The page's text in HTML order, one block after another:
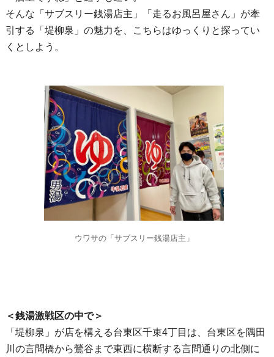
そんな「サブスリー銭湯店主」「走るお風呂屋さん」が牽
引する「堤柳泉」の魅力を、こちらはゆっくりと探ってい
くとしよう。
ウワサの「サブスリー銭湯店主」
＜銭湯激戦区の中で＞
「堤柳泉」が店を構える台東区千束4丁目は、台東区を隅田
川の言問橋から鶯谷まで東西に横断する言問通りの北側に